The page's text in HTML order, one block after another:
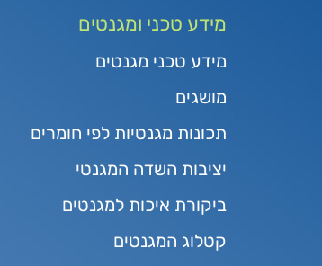
מידע טכני ומגנטים
מידע טכני מגנטים
מושגים
תכונות מגנטיות לפי חומרים
יציבות השדה המגנטי
ביקורת איכות למגנטים
קטלוג המגנטים